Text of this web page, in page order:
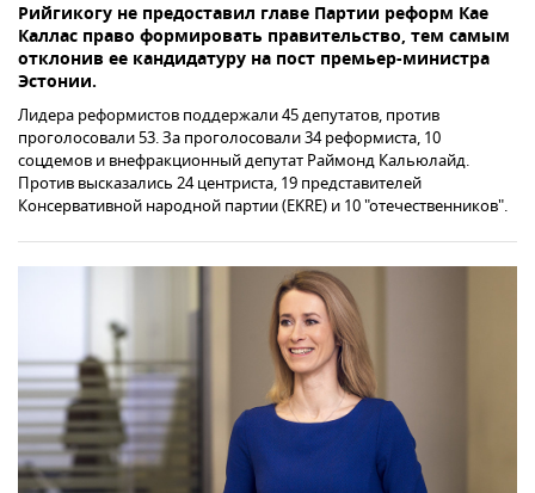
Рийгикогу не предоставил главе Партии реформ Кае
Каллас право формировать правительство, тем самым
отклонив ее кандидатуру на пост премьер-министра
Эстонии.
Лидера реформистов поддержали 45 депутатов, против
проголосовали 53. За проголосовали 34 реформиста, 10
соцдемов и внефракционный депутат Раймонд Кальюлайд.
Против высказались 24 центриста, 19 представителей
Консервативной народной партии (EKRE) и 10 "отечественников".